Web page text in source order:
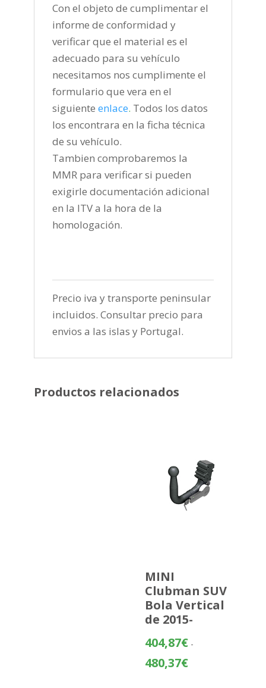
Con el objeto de cumplimentar el
informe de conformidad y
verificar que el material es el
adecuado para su vehículo
necesitamos nos cumplimente el
formulario que vera en el
siguiente enlace. Todos los datos
los encontrara en la ficha técnica
de su vehículo.
Tambien comprobaremos la
MMR para verificar si pueden
exigirle documentación adicional
en la ITV a la hora de la
homologación.
Precio iva y transporte peninsular
incluidos. Consultar precio para
envios a las islas y Portugal.
Productos relacionados
MINI
Clubman SUV
Bola Vertical
de 2015-
404,87€ -
480,37€Rango